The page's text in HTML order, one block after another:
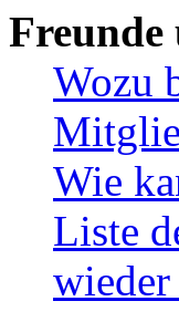
Wozu
Wie
Liste
wieder